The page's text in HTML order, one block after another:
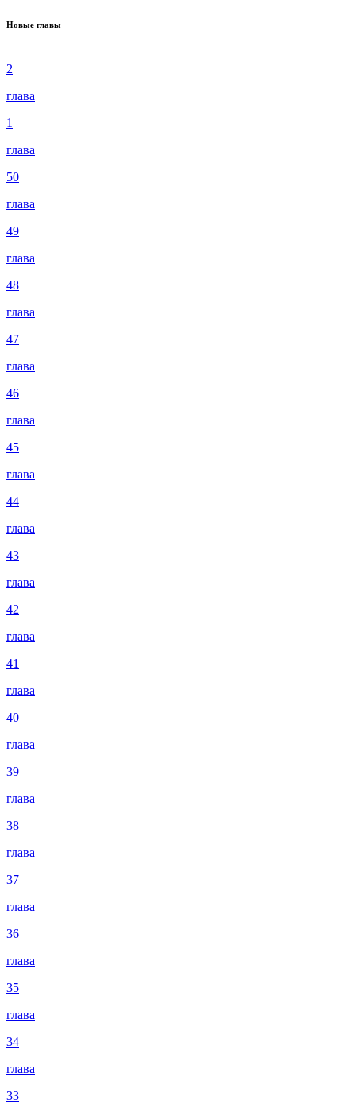
Новые главы
2
глава
1
глава
50
глава
49
глава
48
глава
47
глава
46
глава
45
глава
44
глава
43
глава
42
глава
41
глава
40
глава
39
глава
38
глава
37
глава
36
глава
35
глава
34
глава
33